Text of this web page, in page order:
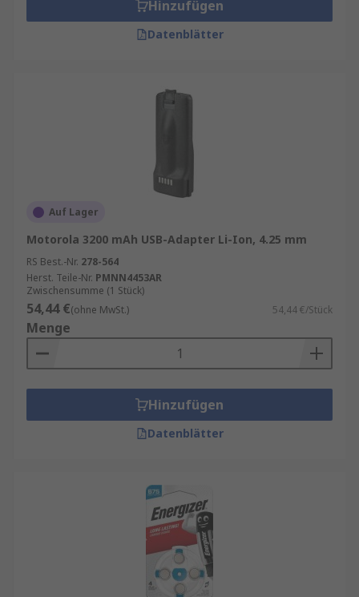
Hinzufügen
Datenblätter
Auf Lager
Motorola 3200 mAh USB-Adapter Li-Ion, 4.25 mm
RS Best.-Nr. 278-564
Herst. Teile-Nr. PMNN4453AR
Zwischensumme (1 Stück)
54,44 €(ohne MwSt.) 54,44 €/Stück
Menge
Hinzufügen
Datenblätter